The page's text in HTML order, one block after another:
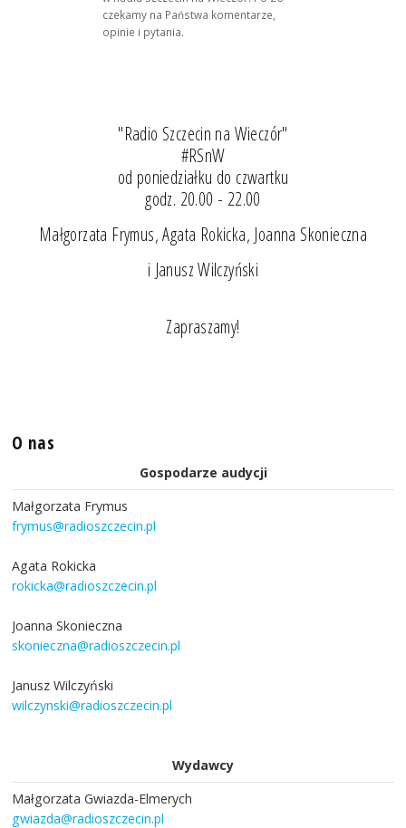
czekamy na Państwa komentarze,
opinie i pytania.
"Radio Szczecin na Wieczór"
#RSnW
od poniedziałku do czwartku
godz. 20.00 - 22.00
Małgorzata Frymus, Agata Rokicka, Joanna Skonieczna
i Janusz Wilczyński
Zapraszamy!
O nas
Gospodarze audycji
Małgorzata Frymus
frymus@radioszczecin.pl
Agata Rokicka
rokicka@radioszczecin.pl
Joanna Skonieczna
skonieczna@radioszczecin.pl
Janusz Wilczyński
wilczynski@radioszczecin.pl
Wydawcy
Małgorzata Gwiazda-Elmerych
gwiazda@radioszczecin.pl